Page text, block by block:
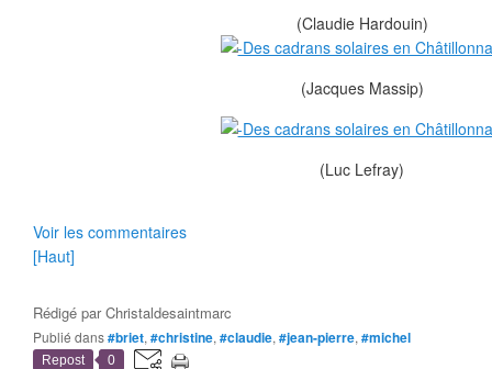
(Claudie Hardouin)
(Jacques Massip)
(Luc Lefray)
Voir les commentaires
[Haut]
Rédigé parChristaldesaintmarc
Publié dans#briet, #christine, #claudie, #jean-pierre, #michel
Repost 0